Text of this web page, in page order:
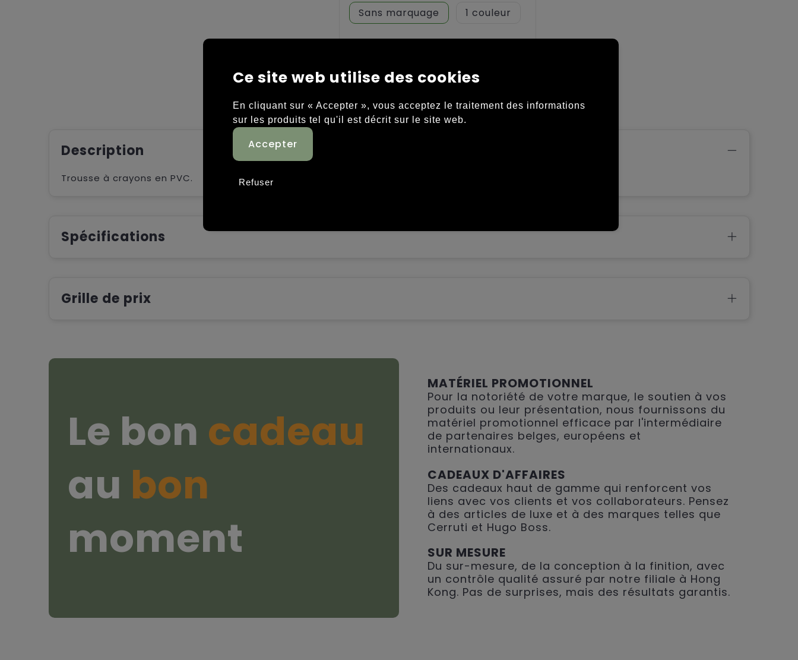
Sans marquage
1
Description
Trousse à crayons en PVC.
Spécifications
Grille de prix
Le bon cadeau
au bon
moment
MATÉRIEL PROMOTIONNEL
Pour la notoriété de votre marque, le soutien à vos
produits ou leur présentation, nous fournissons du
matériel promotionnel efficace par l'intermédiaire
de partenaires belges, européens et
internationaux.
CADEAUX D'AFFAIRES
Des cadeaux haut de gamme qui renforcent vos
liens avec vos clients et vos collaborateurs. Pensez
à des articles de luxe et à des marques telles que
Cerruti et Hugo Boss.
SUR MESURE
Du sur-mesure, de la conception à la finition, avec
un contrôle qualité assuré par notre filiale à Hong
Kong. Pas de surprises, mais des résultats garantis.
Ce site web utilise des cookies
En cliquant sur « Accepter », vous acceptez le traitement des informations
sur les produits tel qu'il est décrit sur le site web.
Refuser